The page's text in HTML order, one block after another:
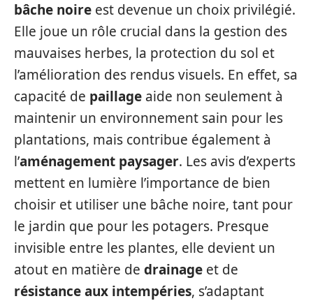
bâche noire est devenue un choix privilégié.
Elle joue un rôle crucial dans la gestion des
mauvaises herbes, la protection du sol et
l’amélioration des rendus visuels. En effet, sa
capacité de paillage aide non seulement à
maintenir un environnement sain pour les
plantations, mais contribue également à
l’aménagement paysager. Les avis d’experts
mettent en lumière l’importance de bien
choisir et utiliser une bâche noire, tant pour
le jardin que pour les potagers. Presque
invisible entre les plantes, elle devient un
atout en matière de drainage et de
résistance aux intempéries, s’adaptant